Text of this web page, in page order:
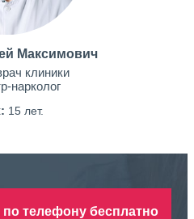
Максимович
клиники
нарколог
15 лет.
по телефону бесплатно